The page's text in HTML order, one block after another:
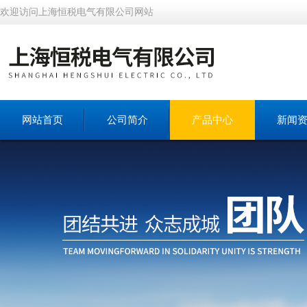
欢迎访问上海恒税电气有限公司网站
网站首页 公司简介 产品中心 新闻